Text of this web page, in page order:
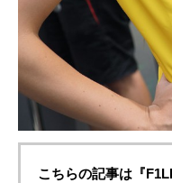
こちらの記事は『